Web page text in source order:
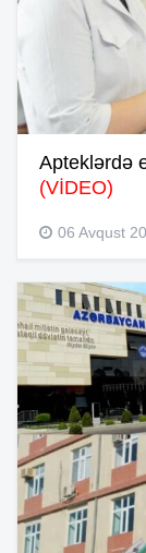
Apteklərdə
(VİDEO)
06 Avqust